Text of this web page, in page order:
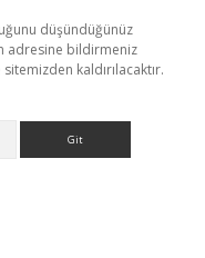
düşündüğünüz
adresine bildirmeniz
kaldırılacaktır.